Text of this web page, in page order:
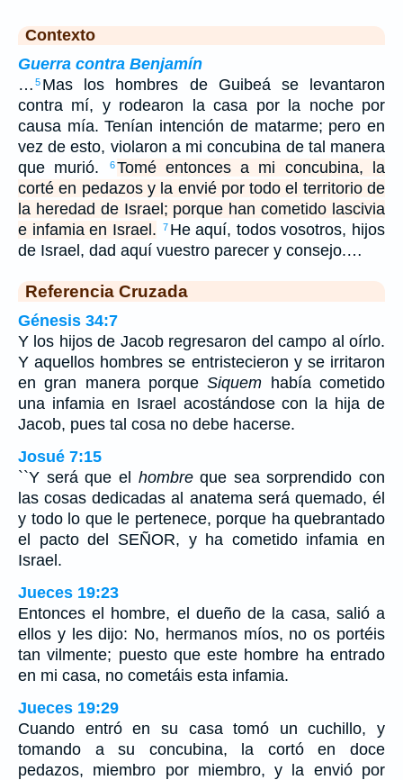
Contexto
Guerra contra Benjamín
… 5 Mas los hombres de Guibeá se levantaron
contra mí, y rodearon la casa por la noche por
causa mía. Tenían intención de matarme; pero en
vez de esto, violaron a mi concubina de tal manera
que murió.
6 Tomé entonces a mi concubina, la
corté en pedazos y la envié por todo el territorio de
la heredad de Israel; porque han cometido lascivia
e infamia en Israel.
7 He aquí, todos vosotros, hijos
de Israel, dad aquí vuestro parecer y consejo.…
Referencia Cruzada
Génesis 34:7
Y los hijos de Jacob regresaron del campo al oírlo.
Y aquellos hombres se entristecieron y se irritaron
en gran manera porqueSiquem había cometido
una infamia en Israel acostándose con la hija de
Jacob, pues tal cosa no debe hacerse.
Josué 7:15
``Y será que el hombreque sea sorprendido con
las cosas dedicadas al anatema será quemado, él
y todo lo que le pertenece, porque ha quebrantado
el pacto del SEÑOR, y ha cometido infamia en
Israel.
Jueces 19:23
Entonces el hombre, el dueño de la casa, salió a
ellos y les dijo: No, hermanos míos, no os portéis
tan vilmente; puesto que este hombre ha entrado
en mi casa, no cometáis esta infamia.
Jueces 19:29
Cuando entró en su casa tomó un cuchillo, y
tomando a su concubina, la cortó en doce
pedazos, miembro por miembro, y la envió por